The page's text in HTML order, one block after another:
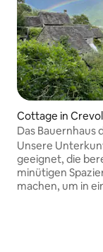
Cottage in
Das Bauernhaus
Bauernhaus:
Unsere
geeignet, die
minütigen
machen, um in